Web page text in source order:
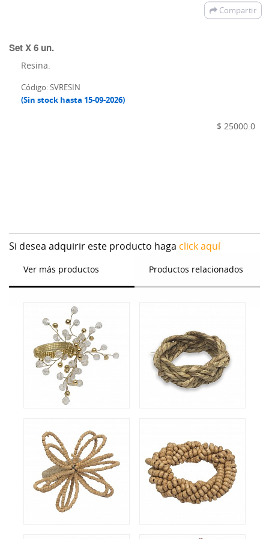
Compartir
Set X 6 un.
Resina.
Código: SVRESIN
(Sin stock hasta 15-09-2026)
$ 25000.0
Si desea adquirir este producto haga click aquí
Ver más productos Productos relacionados